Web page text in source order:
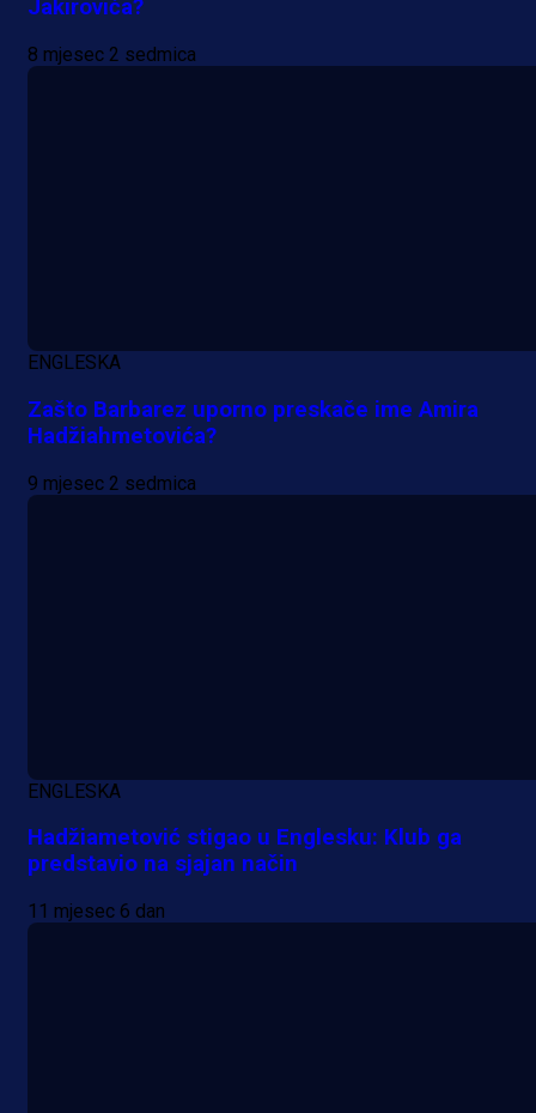
7 h 47 min
Jakirovića?
8 mjesec 2 sedmica
ENGLESKA
Zašto Barbarez uporno preskače ime Amira
Hadžiahmetovića?
9 mjesec 2 sedmica
ENGLESKA
Hadžiametović stigao u Englesku: Klub ga
predstavio na sjajan način
11 mjesec 6 dan